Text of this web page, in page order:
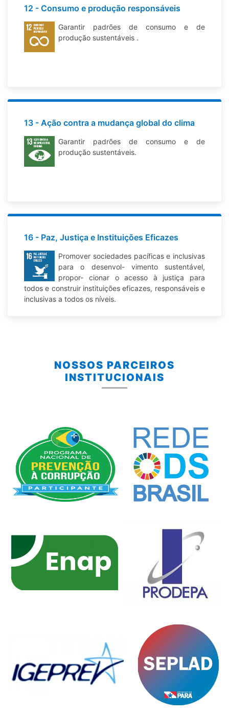
12 - Consumo e produção responsáveis
Garantir padrões de consumo e de
produção sustentáveis .
13 - Ação contra a mudança global do clima
Garantir padrões de consumo e de
produção sustentáveis.
16 - Paz, Justiça e Instituições Eficazes
Promover sociedades pacíficas e inclusivas
para o desenvol- vimento sustentável,
propor- cionar o acesso à justiça para
todos e construir instituições eficazes, responsáveis e
inclusivas a todos os níveis.
NOSSOS PARCEIROS
INSTITUCIONAIS